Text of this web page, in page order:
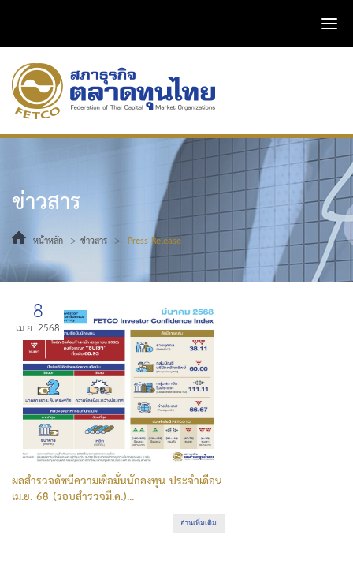
ข่าวสาร
หน้าหลัก > ข่าวสาร > Press Release
8
เม.ย. 2568
ผลสำรวจดัชนีความเชื่อมั่นนักลงทุน ประจำเดือน
เม.ย. 68 (รอบสำรวจมี.ค.)...
อ่านเพิ่มเติม